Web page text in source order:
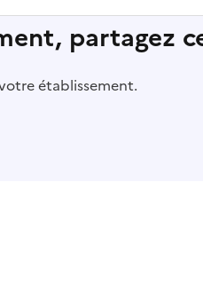
partagez
établissement.